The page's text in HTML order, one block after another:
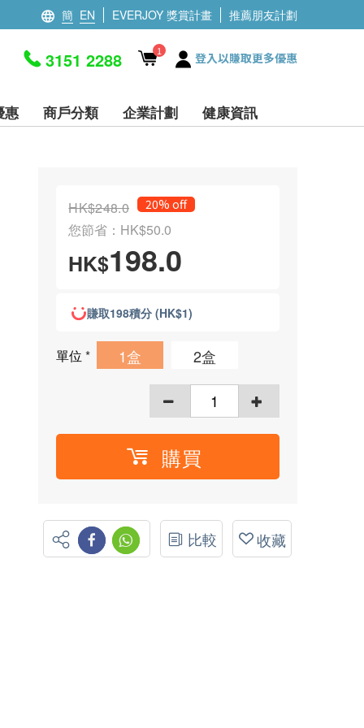
簡 EN EVERJOY 獎賞計畫 推薦朋友計劃
3151 2288 1 登入以賺取更多優惠
惠 商戶分類 企業計劃 健康資訊
HK$248.0 20% off
您節省：HK$50.0
HK$198.0
賺取198積分 (HK$1)
單位* 1盒 2盒
購買
比較 收藏